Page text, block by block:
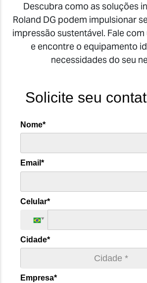
Descubra como as soluções
Roland DG podem impulsionar
impressão sustentável. Fale
e encontre o equipamento
necessidades do seu
Solicite seu
Nome*
Email*
Celular*
Cidade*
Cidade *
Empresa*